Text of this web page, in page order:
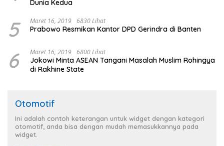
Dunia Kedua
5 Maret 16, 2019 6830 Lihat
Prabowo Resmikan Kantor DPD Gerindra di Banten
6 Maret 16, 2019 6800 Lihat
Jokowi Minta ASEAN Tangani Masalah Muslim Rohingya
di Rakhine State
Otomotif
Ini adalah contoh keterangan untuk widget dengan kategori
otomotif, anda bisa dengan mudah memasukkannya pada
widget.